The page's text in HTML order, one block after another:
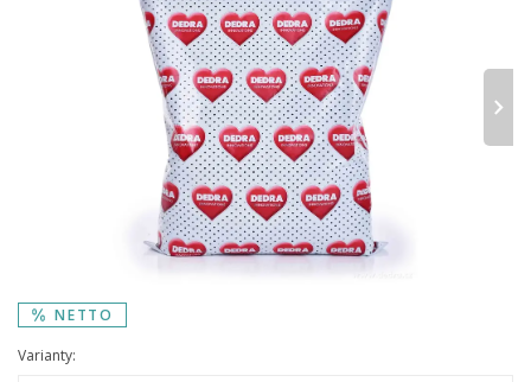
›
NETTO
Varianty: